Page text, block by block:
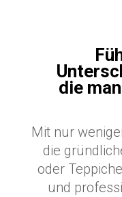
die
Mit nur
die
oder
und